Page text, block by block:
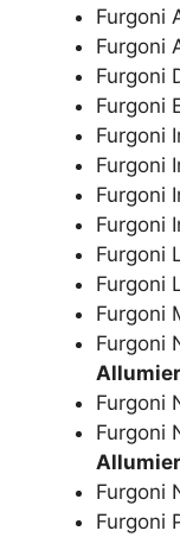
Furgoni
Furgoni
Furgoni
Furgoni
Furgoni
Furgoni
Furgoni
Furgoni
Furgoni
Furgoni
Furgoni
Furgoni
Furgoni
Furgoni
Furgoni
Furgoni